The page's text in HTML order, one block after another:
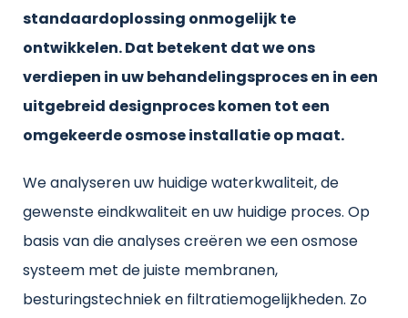
standaardoplossing onmogelijk te
ontwikkelen. Dat betekent dat we ons
verdiepen in uw behandelingsproces en in een
uitgebreid designproces komen tot een
omgekeerde osmose installatie op maat.
We analyseren uw huidige waterkwaliteit, de
gewenste eindkwaliteit en uw huidige proces. Op
basis van die analyses creëren we een osmose
systeem met de juiste membranen,
besturingstechniek en filtratiemogelijkheden. Zo